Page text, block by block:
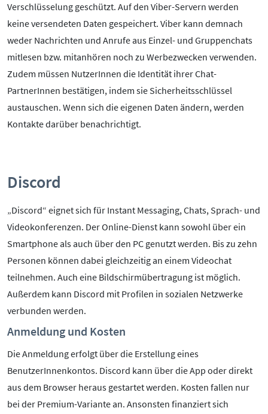
Verschlüsselung geschützt. Auf den Viber-Servern werden
keine versendeten Daten gespeichert. Viber kann demnach
weder Nachrichten und Anrufe aus Einzel- und Gruppenchats
mitlesen bzw. mitanhören noch zu Werbezwecken verwenden.
Zudem müssen NutzerInnen die Identität ihrer Chat-
PartnerInnen bestätigen, indem sie Sicherheitsschlüssel
austauschen. Wenn sich die eigenen Daten ändern, werden
Kontakte darüber benachrichtigt.
Discord
„Discord“ eignet sich für Instant Messaging, Chats, Sprach- und
Videokonferenzen. Der Online-Dienst kann sowohl über ein
Smartphone als auch über den PC genutzt werden. Bis zu zehn
Personen können dabei gleichzeitig an einem Videochat
teilnehmen. Auch eine Bildschirmübertragung ist möglich.
Außerdem kann Discord mit Profilen in sozialen Netzwerke
verbunden werden.
Anmeldung und Kosten
Die Anmeldung erfolgt über die Erstellung eines
BenutzerInnenkontos. Discord kann über die App oder direkt
aus dem Browser heraus gestartet werden. Kosten fallen nur
bei der Premium-Variante an. Ansonsten finanziert sich